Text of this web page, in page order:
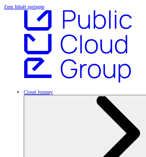
Zum Inhalt springen
Cloud Journey